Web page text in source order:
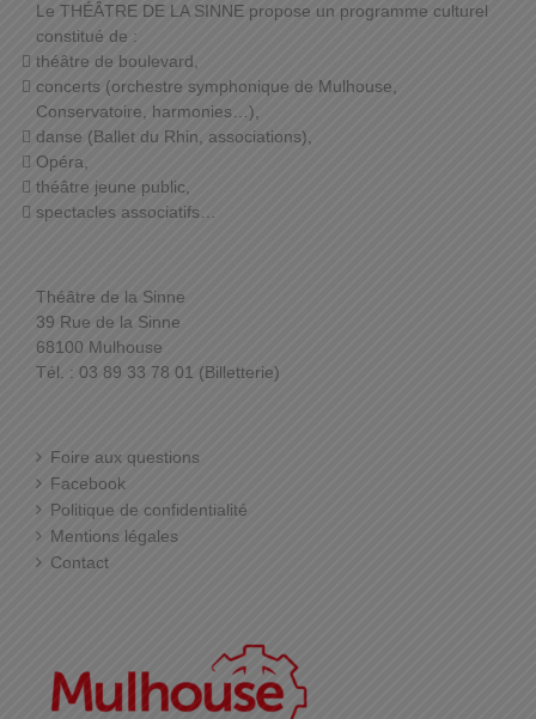
Le THÉÂTRE DE LA SINNE propose un programme culturel
constitué de :
théâtre de boulevard,
concerts (orchestre symphonique de Mulhouse,
Conservatoire, harmonies…),
danse (Ballet du Rhin, associations),
Opéra,
théâtre jeune public,
spectacles associatifs…
Théâtre de la Sinne
39 Rue de la Sinne
68100 Mulhouse
Tél. : 03 89 33 78 01 (Billetterie)
Foire aux questions
Facebook
Politique de confidentialité
Mentions légales
Contact